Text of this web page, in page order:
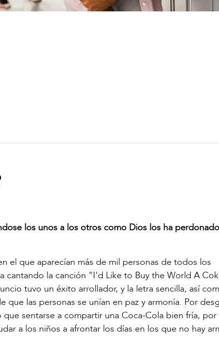
los unos a los otros como Dios los ha
el que aparecían más de mil personas de todos los
cantando la canción “I'd Like to Buy the World A
tuvo un éxito arrollador, y la letra sencilla, así
las personas se unían en paz y armonía. Por
sentarse a compartir una Coca-Cola bien fría,
a los niños a afrontar los días en los que no hay